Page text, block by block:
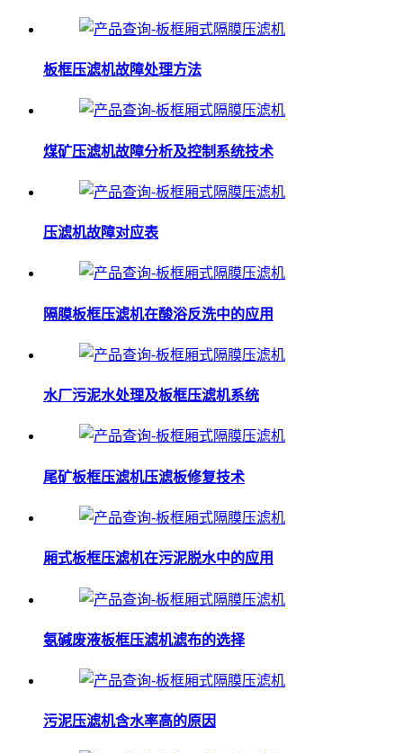
板框压滤机故障处理方法
煤矿压滤机故障分析及控制系统技术
压滤机故障对应表
隔膜板框压滤机在酸浴反洗中的应用
水厂污泥水处理及板框压滤机系统
尾矿板框压滤机压滤板修复技术
厢式板框压滤机在污泥脱水中的应用
氨碱废液板框压滤机滤布的选择
污泥压滤机含水率高的原因